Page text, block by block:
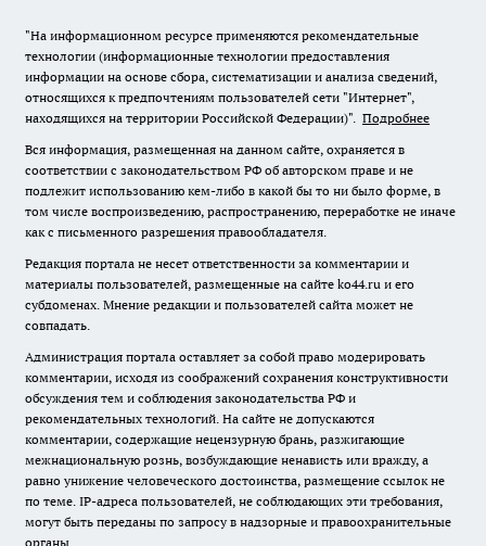
"На информационном ресурсе применяются рекомендательные
технологии (информационные технологии предоставления
информации на основе сбора, систематизации и анализа сведений,
относящихся к предпочтениям пользователей сети "Интернет",
находящихся на территории Российской Федерации)". Подробнее
Вся информация, размещенная на данном сайте, охраняется в
соответствии с законодательством РФ об авторском праве и не
подлежит использованию кем-либо в какой бы то ни было форме, в
том числе воспроизведению, распространению, переработке не иначе
как с письменного разрешения правообладателя.
Редакция портала не несет ответственности за комментарии и
материалы пользователей, размещенные на сайте ko44.ru и его
субдоменах. Мнение редакции и пользователей сайта может не
совпадать.
Администрация портала оставляет за собой право модерировать
комментарии, исходя из соображений сохранения конструктивности
обсуждения тем и соблюдения законодательства РФ и
рекомендательных технологий. На сайте не допускаются
комментарии, содержащие нецензурную брань, разжигающие
межнациональную рознь, возбуждающие ненависть или вражду, а
равно унижение человеческого достоинства, размещение ссылок не
по теме. IP-адреса пользователей, не соблюдающих эти требования,
могут быть переданы по запросу в надзорные и правоохранительные
органы.